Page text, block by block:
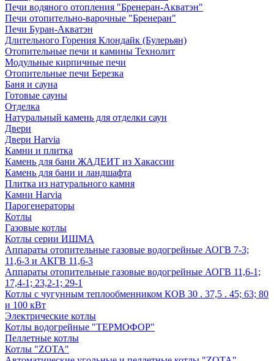
Печи водяного отопления "Бренеран-Акватэн"
Печи отопительно-варочные "Бренеран"
Печи Буран-Акватэн
Длительного Горения Клондайк (Булерьян)
Отопительные печи и камины Технолит
Модульные кирпичные печи
Отопительные печи Березка
Баня и сауна
Готовые сауны
Отделка
Натуральный камень для отделки саун
Двери
Двери Harvia
Камни и плитка
Камень для бани ЖАДЕИТ из Хакассии
Камень для бани и ландшафта
Плитка из натурального камня
Камни Harvia
Парогенераторы
Котлы
Газовые котлы
Котлы серии ИШМА
Аппараты отопительные газовые водогрейные АОГВ 7-3;
11,6-3 и АКГВ 11,6-3
Аппараты отопительные газовые водогрейные АОГВ 11,6-1;
17,4-1; 23,2-1; 29-1
Котлы с чугунным теплообменником КОВ 30 . 37,5 . 45; 63; 80
и 100 кВт
Электрические котлы
Котлы водогрейные "ТЕРМОФОР"
Пеллетные котлы
Котлы "ZOTA"